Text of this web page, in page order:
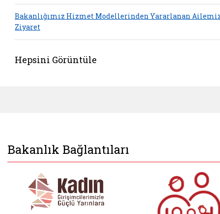
Bakanlığımız Hizmet Modellerinden Yararlanan
Ziyaret
Hepsini Görüntüle
Bakanlık Bağlantıları